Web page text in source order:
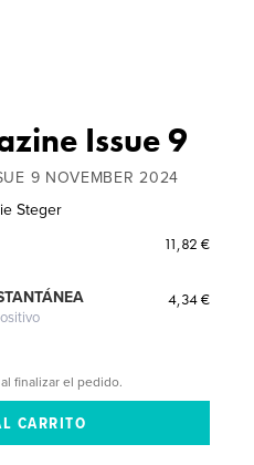
Issue 9
9 NOVEMBER 2024
Steger
11,82 €
4,34 €
finalizar el pedido.